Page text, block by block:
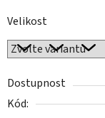
Velikost
Dostupnost
Kód: